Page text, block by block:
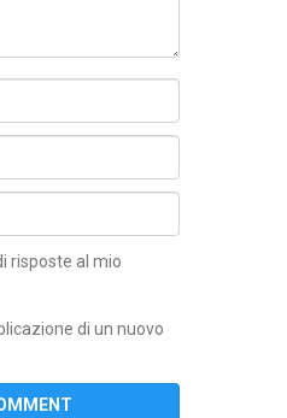
risposte al mio
di un nuovo